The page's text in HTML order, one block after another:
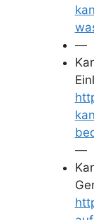
—
—